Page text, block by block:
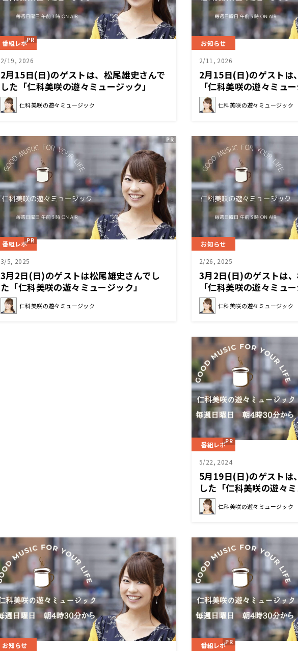
番組レポ
2/19, 2026
2月15日(日)のゲストは、松尾雄史さんで
した「仁科美咲の遊々ミュージック」
仁科美咲の遊々ミュージック
お知らせ
2/11, 2026
2月15日(日)のゲストは
「仁科美咲の遊々ミュー
仁科美咲の遊々ミュージック
番組レポ
3/5, 2025
3月2日(日)のゲストは松尾雄史さんでし
た「仁科美咲の遊々ミュージック」
仁科美咲の遊々ミュージック
お知らせ
2/26, 2025
3月2日(日)のゲストは
「仁科美咲の遊々ミュー
仁科美咲の遊々ミュージック
番組レポ
5/22, 2024
5月19日(日)のゲストは
した「仁科美咲の遊々ミ
仁科美咲の遊々ミュージック
お知らせ 番組レポ